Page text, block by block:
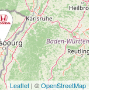
Leaflet | ©OpenStreetMap